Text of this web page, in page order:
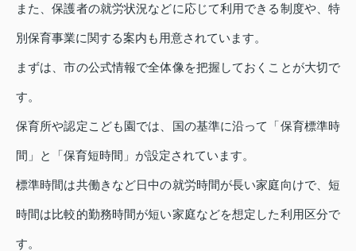
また、保護者の就労状況などに応じて利用できる制度や、特
別保育事業に関する案内も用意されています。
まずは、市の公式情報で全体像を把握しておくことが大切で
す。
保育所や認定こども園では、国の基準に沿って「保育標準時
間」と「保育短時間」が設定されています。
標準時間は共働きなど日中の就労時間が長い家庭向けで、短
時間は比較的勤務時間が短い家庭などを想定した利用区分で
す。